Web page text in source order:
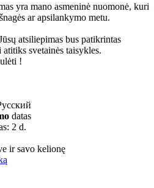
yra mano asmeninė nuomonė, kuri
ar apsilankymo metu.
atsiliepimas bus patikrintas
svetainės taisykles.
!
datas
2 d.
ir savo kelionę